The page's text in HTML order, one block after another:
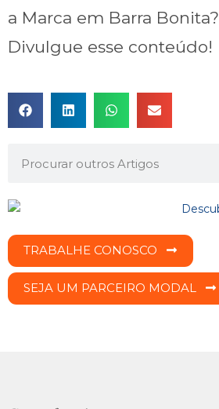
a Marca em Barra Bonita?
Divulgue esse conteúdo!
TRABALHE CONOSCO
SEJA UM PARCEIRO MODAL